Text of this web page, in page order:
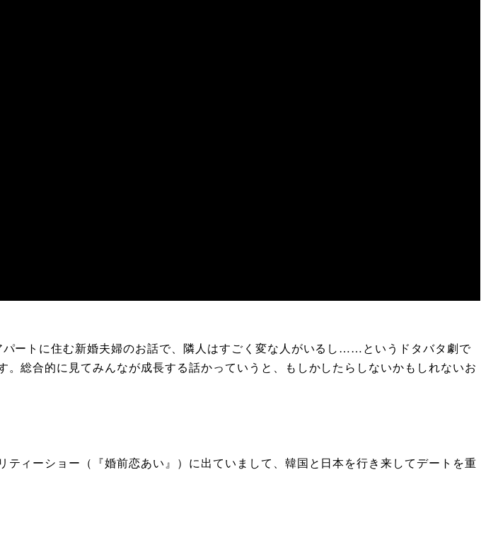
ートに住む新婚夫婦のお話で、隣人はすごく変な人がいるし……というドタバタ劇で
総合的に見てみんなが成長する話かっていうと、もしかしたらしないかもしれないお
ィーショー（『婚前恋あい』）に出ていまして、韓国と日本を行き来してデートを重